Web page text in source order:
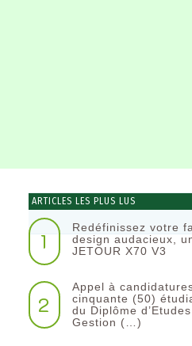
ARTICLES LES PLUS LUS
1
Redéfinissez votre
design audacieux,
JETOUR X70 V3
2
Appel à
cinquante (50)
du Diplôme
Gestion (…)